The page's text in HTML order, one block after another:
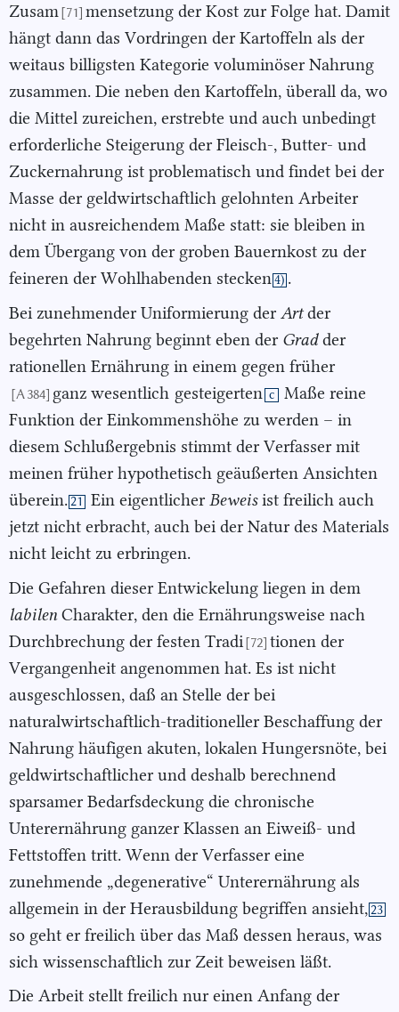
Zusam [71] mensetzung der Kost zur Folge hat. Damit
hängt dann das Vordringen der Kartoffeln als der
weitaus billigsten Kategorie voluminöser Nahrung
zusammen. Die neben den Kartoffeln, überall da, wo
die Mittel zureichen, erstrebte und auch unbedingt
erforderliche Steigerung der Fleisch-, Butter- und
Zuckernahrung ist problematisch und findet bei der
Masse der geldwirtschaftlich gelohnten Arbeiter
nicht in ausreichendem Maße statt: sie bleiben in
dem Übergang von der groben Bauernkost zu der
feineren der Wohlhabenden stecken4) .
Bei zunehmender Uniformierung der Artder
begehrten Nahrung beginnt eben der Gradder
rationellen Ernährung in einem gegen früher
[A 384] ganz wesentlich gesteigerten c
Maße reine
Funktion der Einkommenshöhe zu werden – in
diesem Schlußergebnis stimmt der Verfasser mit
meinen früher hypothetisch geäußerten Ansichten
überein.21 Ein eigentlicher Beweisist freilich auch
jetzt nicht erbracht, auch bei der Natur des Materials
nicht leicht zu erbringen.
Die Gefahren dieser Entwickelung liegen in dem
labilenCharakter, den die Ernährungsweise nach
Durchbrechung der festen Tradi [72] tionen der
Vergangenheit angenommen hat. Es ist nicht
ausgeschlossen, daß an Stelle der bei
naturalwirtschaftlich-traditioneller Beschaffung der
Nahrung häufigen akuten, lokalen Hungersnöte, bei
geldwirtschaftlicher und deshalb berechnend
sparsamer Bedarfsdeckung die chronische
Unterernährung ganzer Klassen an Eiweiß- und
Fettstoffen tritt. Wenn der Verfasser eine
zunehmende „degenerative“ Unterernährung als
allgemein in der Herausbildung begriffen ansieht, 23
so geht er freilich über das Maß dessen heraus, was
sich wissenschaftlich zur Zeit beweisen läßt.
Die Arbeit stellt freilich nur einen Anfang der